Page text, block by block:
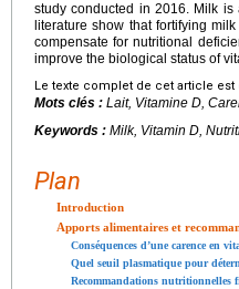
study conducted in 2016. Milk
literature show that fortifying
compensate for nutritional
improve the biological status of
Le texte complet de cet article est
Mots clés : Lait, Vitamine D,
Keywords : Milk, Vitamin D,
Plan
Introduction
Apports alimentaires et
Conséquences d’une carence en
Quel seuil plasmatique pour
Recommandations nutritionnelles